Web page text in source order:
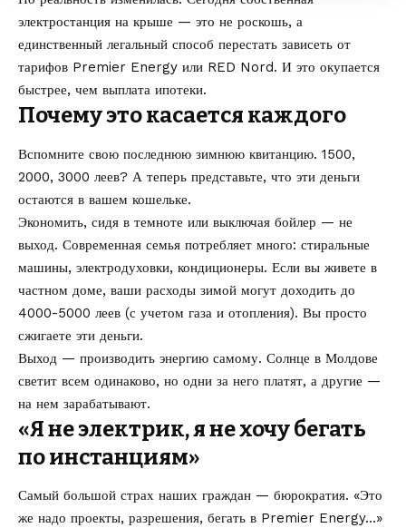
электростанция на крыше — это не роскошь, а
единственный легальный способ перестать зависеть от
тарифов Premier Energy или RED Nord. И это окупается
быстрее, чем выплата ипотеки.
Почему это касается каждого
Вспомните свою последнюю зимнюю квитанцию. 1500,
2000, 3000 леев? А теперь представьте, что эти деньги
остаются в вашем кошельке.
Экономить, сидя в темноте или выключая бойлер — не
выход. Современная семья потребляет много: стиральные
машины, электродуховки, кондиционеры. Если вы живете в
частном доме, ваши расходы зимой могут доходить до
4000-5000 леев (с учетом газа и отопления). Вы просто
сжигаете эти деньги.
Выход — производить энергию самому. Солнце в Молдове
светит всем одинаково, но одни за него платят, а другие —
на нем зарабатывают.
«Я не электрик, я не хочу бегать
по инстанциям»
Самый большой страх наших граждан — бюрократия. «Это
же надо проекты, разрешения, бегать в Premier Energy…»